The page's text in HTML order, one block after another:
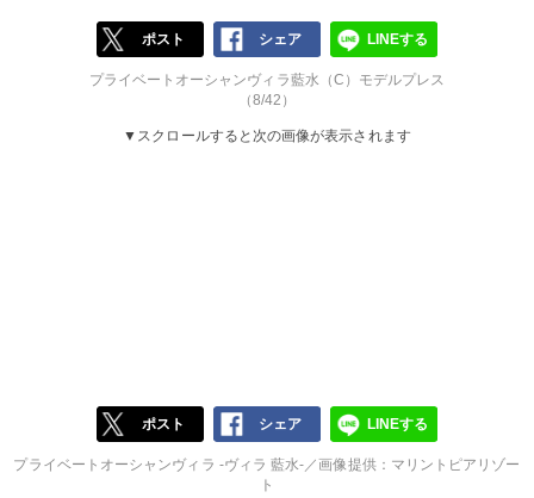
ポスト シェア LINEする
プライベートオーシャンヴィラ藍水（C）モデルプレス
（8/42）
▼スクロールすると次の画像が表示されます
ポスト シェア LINEする
プライベートオーシャンヴィラ -ヴィラ 藍水-／画像提供：マリントピアリゾー
ト